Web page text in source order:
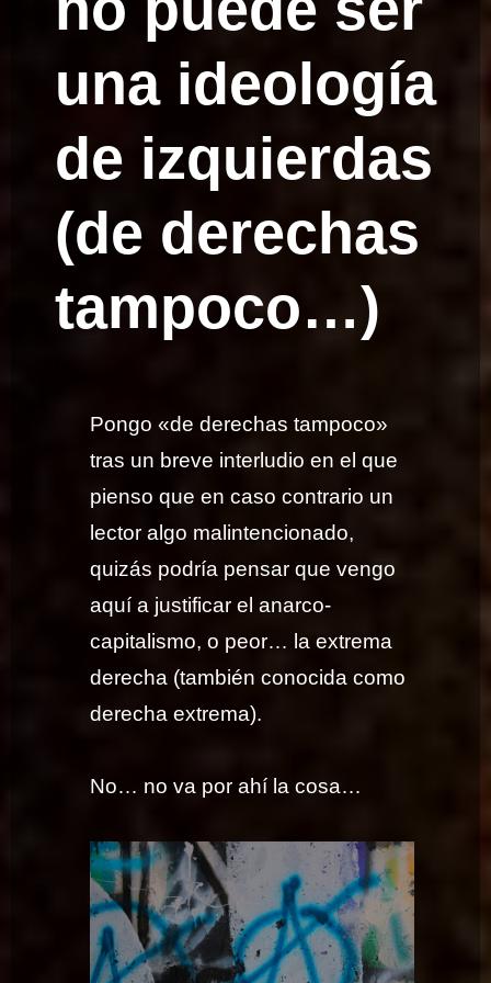
una ideología
de izquierdas
(de derechas
tampoco…)
Pongo «de derechas tampoco»
tras un breve interludio en el que
pienso que en caso contrario un
lector algo malintencionado,
quizás podría pensar que vengo
aquí a justificar el anarco-
capitalismo, o peor… la extrema
derecha (también conocida como
derecha extrema).
No… no va por ahí la cosa…